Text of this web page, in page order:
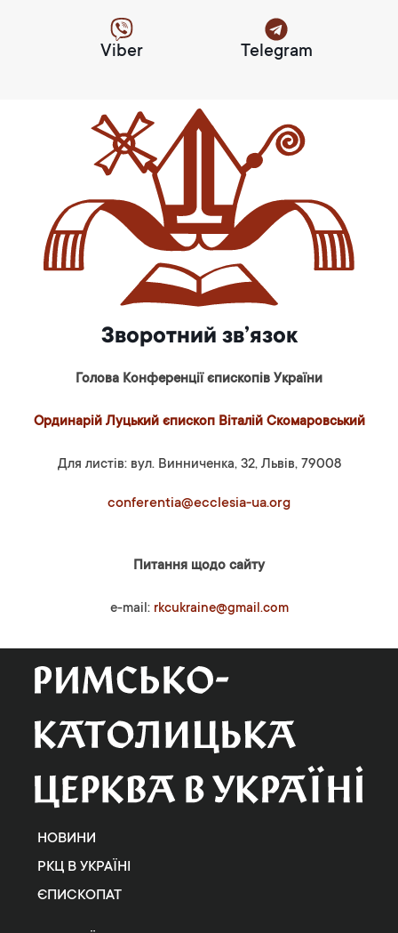
Viber Telegram
Зворотний зв’язок
Голова Конференції єпископів України
Ординарій Луцький єпископ Віталій Скомаровський
Для листів: вул. Винниченка, 32, Львів, 79008
conferentia@ecclesia-ua.org
Питання щодо сайту
e-mail: rkcukraine@gmail.com
НОВИНИ
РКЦ В УКРАЇНІ
ЄПИСКОПАТ